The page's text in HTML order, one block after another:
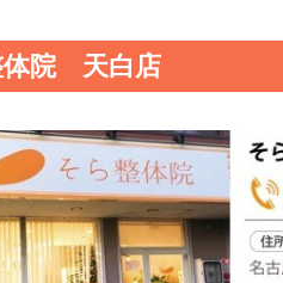
体院 天白店